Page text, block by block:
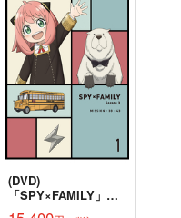
カリカリベーコン
944円（税込）
ダミアン×アーニャ
サンプル
作品詳細
カート
ル・スターライトーわ
たしのヒーローー
Cream*Soda
専売 501円 （税込）
SPY×FAMILY
ダミアン×アーニャ
サンプル
(DVD)
「SPY×FAMILY」